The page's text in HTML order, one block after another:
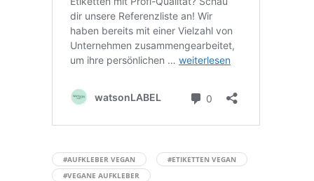
#AUFKLEBER VEGAN
#ETIKETTEN VEGAN
#VEGANE AUFKLEBER